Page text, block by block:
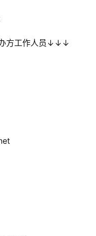
办方工作人员↓↓↓